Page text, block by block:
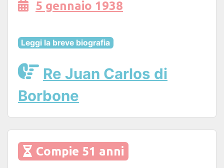
5 gennaio 1938
Leggi la breve biografia
Re Juan Carlos di
Borbone
Compie 51 anni